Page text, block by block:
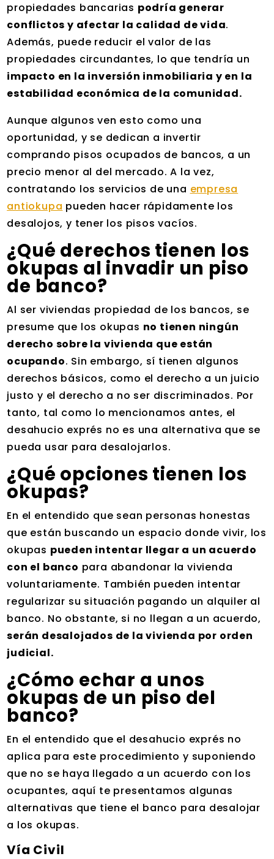
propiedades bancarias podría generar
conflictos y afectar la calidad de vida.
Además, puede reducir el valor de las
propiedades circundantes, lo que tendría un
impacto en la inversión inmobiliaria y en la
estabilidad económica de la comunidad.
Aunque algunos ven esto como una
oportunidad, y se dedican a invertir
comprando pisos ocupados de bancos, a un
precio menor al del mercado. A la vez,
contratando los servicios de una empresa
antiokupa pueden hacer rápidamente los
desalojos, y tener los pisos vacíos.
¿Qué derechos tienen los
okupas al invadir un piso
de banco?
Al ser viviendas propiedad de los bancos, se
presume que los okupas no tienen ningún
derecho sobre la vivienda que están
ocupando. Sin embargo, sí tienen algunos
derechos básicos, como el derecho a un juicio
justo y el derecho a no ser discriminados. Por
tanto, tal como lo mencionamos antes, el
desahucio exprés no es una alternativa que se
pueda usar para desalojarlos.
¿Qué opciones tienen los
okupas?
En el entendido que sean personas honestas
que están buscando un espacio donde vivir, los
okupas pueden intentar llegar a un acuerdo
con el banco para abandonar la vivienda
voluntariamente. También pueden intentar
regularizar su situación pagando un alquiler al
banco. No obstante, si no llegan a un acuerdo,
serán desalojados de la vivienda por orden
judicial.
¿Cómo echar a unos
okupas de un piso del
banco?
En el entendido que el desahucio exprés no
aplica para este procedimiento y suponiendo
que no se haya llegado a un acuerdo con los
ocupantes, aquí te presentamos algunas
alternativas que tiene el banco para desalojar
a los okupas.
Vía Civil